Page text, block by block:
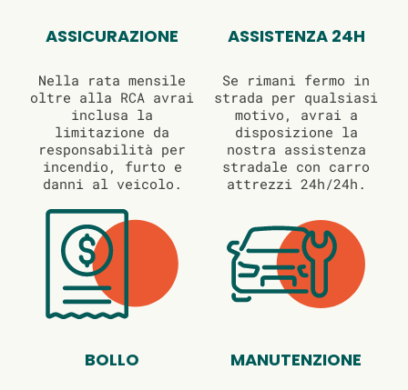
ASSICURAZIONE
Nella rata mensile
oltre alla RCA avrai
inclusa la
limitazione da
responsabilità per
incendio, furto e
danni al veicolo.
ASSISTENZA 24H
Se rimani fermo in
strada per qualsiasi
motivo, avrai a
disposizione la
nostra assistenza
stradale con carro
attrezzi 24h/24h.
BOLLO MANUTENZIONE